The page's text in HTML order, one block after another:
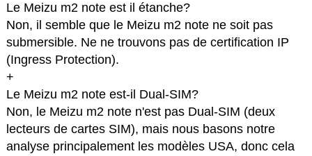
Le Meizu m2 note est il étanche?
Non, il semble que le Meizu m2 note ne soit pas
submersible. Ne ne trouvons pas de certification IP
(Ingress Protection).
+
Le Meizu m2 note est-il Dual-SIM?
Non, le Meizu m2 note n'est pas Dual-SIM (deux
lecteurs de cartes SIM), mais nous basons notre
analyse principalement les modèles USA, donc cela